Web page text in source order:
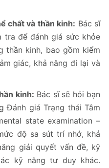
chất và thần kinh: Bác sĩ
tra để đánh giá sức khỏe
thần kinh, bao gồm kiểm
giác, khả năng đi lại và
kinh: Bác sĩ sẽ hỏi bạn
Đánh giá Trạng thái Tâm
state examination –
độ sa sút trí nhớ, khả
giải quyết vấn đề, kỹ
kỹ năng tư duy khác.